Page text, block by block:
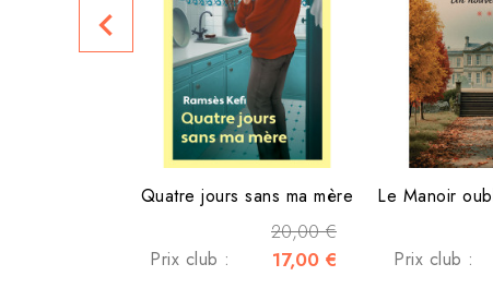
Quatre jours sans ma mère
20,00 €
Prix club : 17,00 € Prix club :
navigate_before